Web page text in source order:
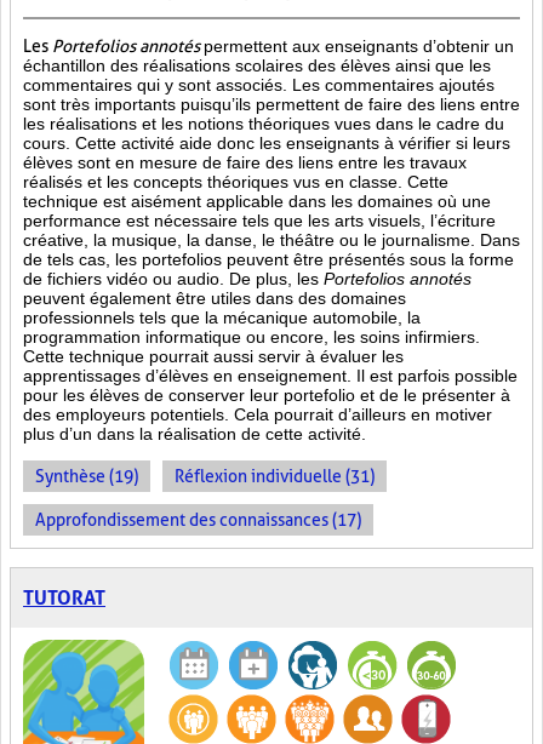
Les Portefolios annotés permettent aux enseignants d’obtenir un
échantillon des réalisations scolaires des élèves ainsi que les
commentaires qui y sont associés. Les commentaires ajoutés
sont très importants puisqu’ils permettent de faire des liens entre
les réalisations et les notions théoriques vues dans le cadre du
cours. Cette activité aide donc les enseignants à vérifier si leurs
élèves sont en mesure de faire des liens entre les travaux
réalisés et les concepts théoriques vus en classe. Cette
technique est aisément applicable dans les domaines où une
performance est nécessaire tels que les arts visuels, l’écriture
créative, la musique, la danse, le théâtre ou le journalisme. Dans
de tels cas, les portefolios peuvent être présentés sous la forme
de fichiers vidéo ou audio. De plus, les Portefolios annotés
peuvent également être utiles dans des domaines
professionnels tels que la mécanique automobile, la
programmation informatique ou encore, les soins infirmiers.
Cette technique pourrait aussi servir à évaluer les
apprentissages d’élèves en enseignement. Il est parfois possible
pour les élèves de conserver leur portefolio et de le présenter à
des employeurs potentiels. Cela pourrait d’ailleurs en motiver
plus d’un dans la réalisation de cette activité.
Synthèse (19) Réflexion individuelle (31)
Approfondissement des connaissances (17)
TUTORAT